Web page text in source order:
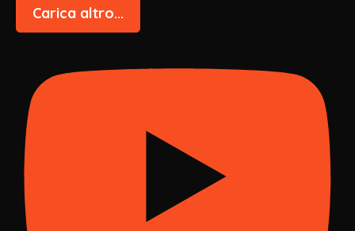
Carica altro...